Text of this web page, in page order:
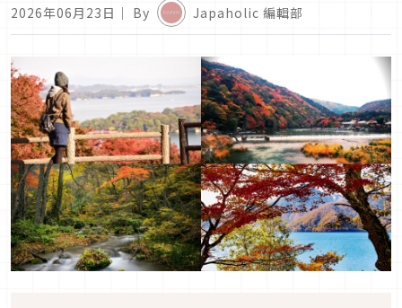
2026年06月23日 ｜ By Japaholic 編輯部